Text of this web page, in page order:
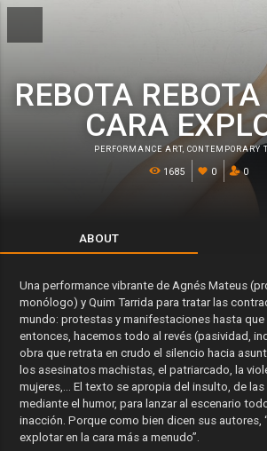
REBOTA
CARA
PERFORMANCE ART, CONTEMPORARY
1685 0 0
ABOUT
Una performance vibrante de Agnés Mateus
monólogo) y Quim Tarrida para tratar las
mundo: protestas y manifestaciones hasta que
entonces, hacemos todo al revés (pasividad,
obra que retrata en crudo el silencio hacia
los asesinatos machistas, el patriarcado, la
mujeres,… El texto se apropia del insulto, de
mediante el humor, para lanzar al escenario
inacción. Porque como bien dicen sus autores,
explotar en la cara más a menudo”.